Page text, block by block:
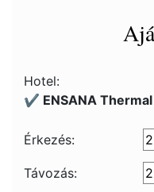
Hotel:
✔️ ENSANA
Érkezés:
Távozás: